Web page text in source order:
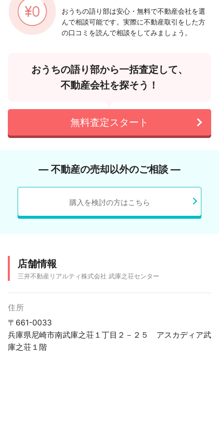
おうちの語り部は安心・無料で不動産会社を選
んで相談可能です。実際に不動産取引をした方
の口コミを読んで相談をしてみましょう。
おうちの語り部から一括査定して、
不動産会社を探そう！
無料査定スタート
― 不動産の売却以外のご相談 ―
購入を検討の方はこちら
店舗情報
三井不動産リアルティ株式会社 武庫之荘センター
住所
〒661-0033
兵庫県尼崎市南武庫之荘１丁目２－２５ アスカディア武
庫之荘１階